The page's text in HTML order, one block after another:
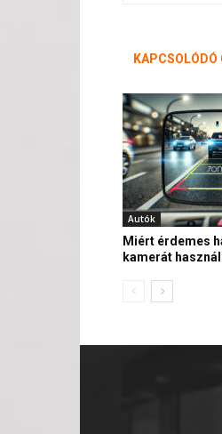
KAPCSOLÓDÓ
Autók
Miért érdemes
kamerát